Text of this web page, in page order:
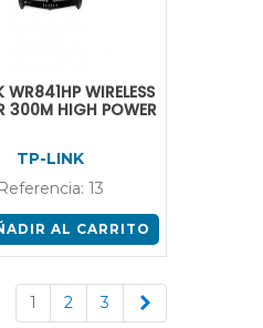
WR841HP WIRELESS
300M HIGH POWER
TP-LINK
Referencia: 13
AL CARRITO
1 2 3